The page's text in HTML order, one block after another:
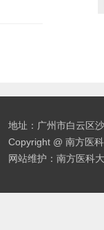
地址：广州市白云区
Copyright @ 南方医
网站维护：南方医科